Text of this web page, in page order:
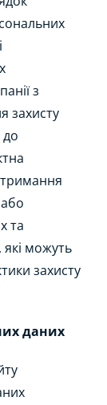
з
захисту
та
можуть
захисту
даних